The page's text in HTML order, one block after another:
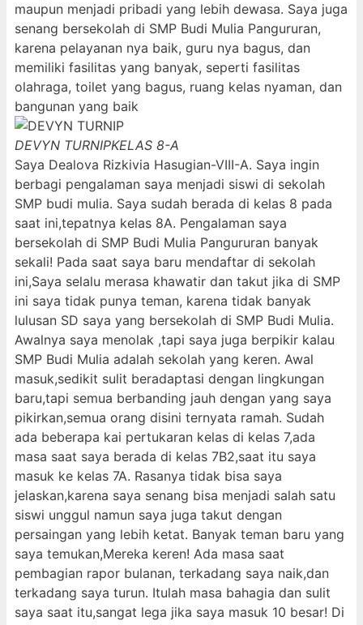
maupun menjadi pribadi yang lebih dewasa. Saya juga
senang bersekolah di SMP Budi Mulia Pangururan,
karena pelayanan nya baik, guru nya bagus, dan
memiliki fasilitas yang banyak, seperti fasilitas
olahraga, toilet yang bagus, ruang kelas nyaman, dan
bangunan yang baik
DEVYN TURNIPKELAS 8-A
Saya Dealova Rizkivia Hasugian-VIII-A. Saya ingin
berbagi pengalaman saya menjadi siswi di sekolah
SMP budi mulia. Saya sudah berada di kelas 8 pada
saat ini,tepatnya kelas 8A. Pengalaman saya
bersekolah di SMP Budi Mulia Pangururan banyak
sekali! Pada saat saya baru mendaftar di sekolah
ini,Saya selalu merasa khawatir dan takut jika di SMP
ini saya tidak punya teman, karena tidak banyak
lulusan SD saya yang bersekolah di SMP Budi Mulia.
Awalnya saya menolak ,tapi saya juga berpikir kalau
SMP Budi Mulia adalah sekolah yang keren. Awal
masuk,sedikit sulit beradaptasi dengan lingkungan
baru,tapi semua berbanding jauh dengan yang saya
pikirkan,semua orang disini ternyata ramah. Sudah
ada beberapa kai pertukaran kelas di kelas 7,ada
masa saat saya berada di kelas 7B2,saat itu saya
masuk ke kelas 7A. Rasanya tidak bisa saya
jelaskan,karena saya senang bisa menjadi salah satu
siswi unggul namun saya juga takut dengan
persaingan yang lebih ketat. Banyak teman baru yang
saya temukan,Mereka keren! Ada masa saat
pembagian rapor bulanan, terkadang saya naik,dan
terkadang saya turun. Itulah masa bahagia dan sulit
saya saat itu,sangat lega jika saya masuk 10 besar! Di